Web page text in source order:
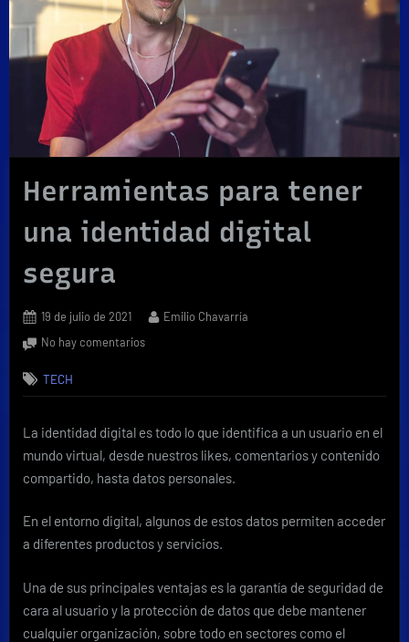
Herramientas para tener
una identidad digital
segura
Posted
on
19 de julio de 2021 By
Emilio Chavarría
No hay comentariosen
tener
identidad
digital
segura
TECH
La identidad digital es todo lo que identifica a un usuario en el
mundo virtual, desde nuestros likes, comentarios y contenido
compartido, hasta datos personales.
En el entorno digital, algunos de estos datos permiten acceder
a diferentes productos y servicios.
Una de sus principales ventajas es la garantía de seguridad de
cara al usuario y la protección de datos que debe mantener
cualquier organización, sobre todo en sectores como el